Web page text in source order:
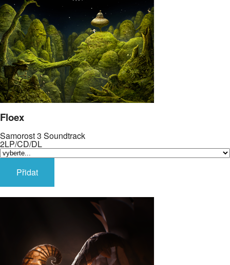
Floex
Samorost 3 Soundtrack
2LP/CD/DL
Přidat